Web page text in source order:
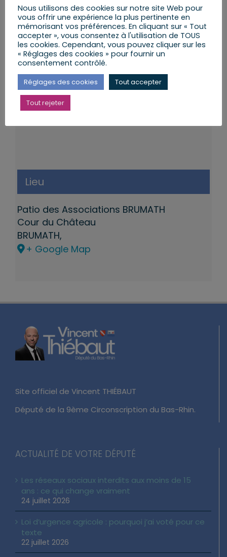
9eme Circonscription
Lieu
Patio des Associations BRUMATH
Cour du Château
BRUMATH,
+ Google Map
Site officiel de Vincent THIÉBAUT
Député de la 9ème Circonscription du Bas-Rhin.
ACTUALITÉ DE VOTRE DÉPUTÉ
Les réseaux sociaux interdits aux moins de 15
ans : ce qui change vraiment
24 juillet 2026
Loi d’urgence agricole : pourquoi j’ai voté pour ce
texte
22 juillet 2026
Nous utilisons des cookies sur notre site Web pour
vous offrir une expérience la plus pertinente en
mémorisant vos préférences. En cliquant sur « Tout
accepter », vous consentez à l'utilisation de TOUS
les cookies. Cependant, vous pouvez cliquer sur les
« Réglages des cookies » pour fournir un
consentement contrôlé.
Réglages des cookies Tout accepter
Tout rejeter